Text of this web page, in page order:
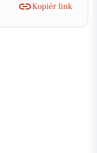
Kopiér link